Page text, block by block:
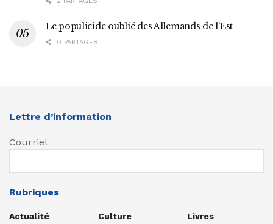
Le populicide oublié des Allemands de l’Est
0 PARTAGES
Lettre d’information
Courriel
Rubriques
Actualité
Culture
Livres